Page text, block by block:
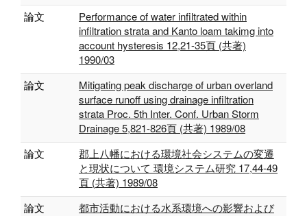
論文
Performance of water infiltrated within
infiltration strata and Kanto loam takimg into
account hysteresis 12,21-35頁 (共著)
1990/03
論文
Mitigating peak discharge of urban overland
surface runoff using drainage infiltration
strata Proc. 5th Inter. Conf. Urban Storm
Drainage 5,821-826頁 (共著) 1989/08
論文
郡上八幡における環境社会システムの変遷
と現状について 環境システム研究 17,44-49
頁 (共著) 1989/08
論文
都市活動における水系環境への影響および